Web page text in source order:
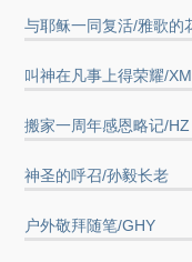
与耶稣一同复活/雅歌的
叫神在凡事上得荣耀/XM
搬家一周年感恩略记/HZ
神圣的呼召/孙毅长老
户外敬拜随笔/GHY